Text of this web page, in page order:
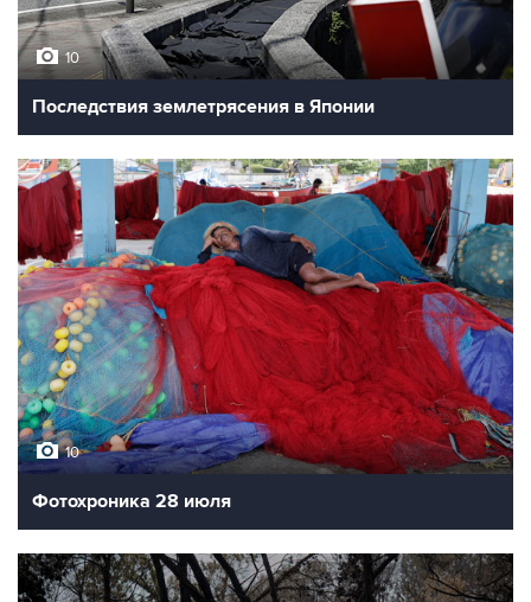
10
Последствия землетрясения в Японии
10
Фотохроника 28 июля